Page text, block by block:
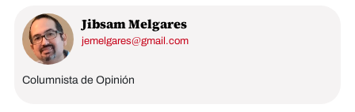
Jibsam Melgares
jemelgares@gmail.com
Columnista de Opinión